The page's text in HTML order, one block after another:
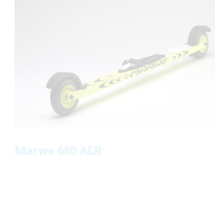
Marwe 680 ALR